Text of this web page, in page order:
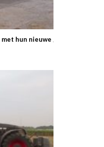
hun nieuwe giertank… De